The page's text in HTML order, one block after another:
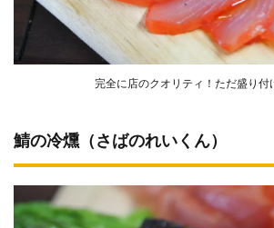
完全に店のクオリティ！ただ盛り付
鯖の冷燻（さばのれいくん）